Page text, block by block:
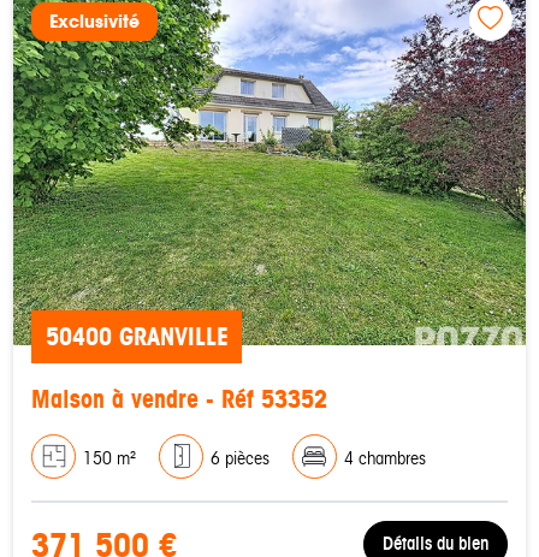
Exclusivité
50400 GRANVILLE
Maison à vendre - Réf 53352
150 m² 6 pièces 4 chambres
371 500 € Détails du bien